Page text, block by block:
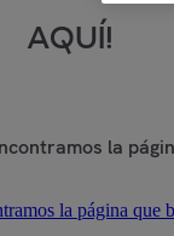
AQUÍ!
la
la página que